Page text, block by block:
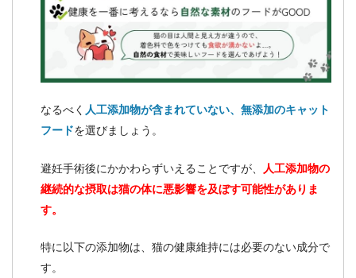
なるべく 人工添加物が含まれていない、無添加のキャット
フードを選びましょう。
避妊手術後にかかわらずいえることですが、
人工添加物の
継続的な摂取は猫の体に悪影響を及ぼす可能性がありま
す。
特に以下の添加物は、猫の健康維持には必要のない成分で
す。